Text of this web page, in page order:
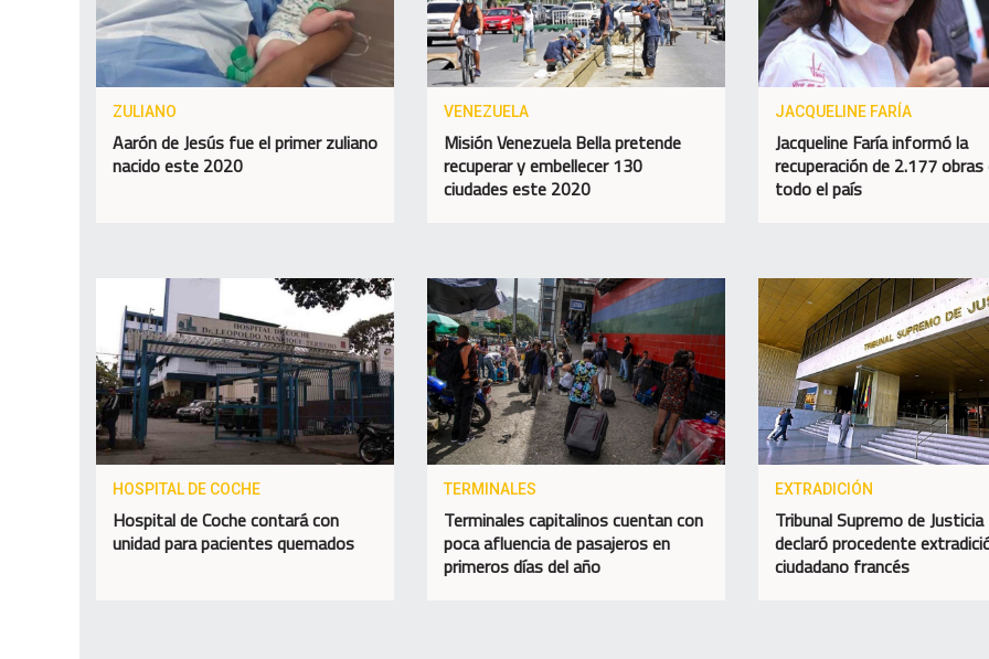
ZULIANO
Aarón de Jesús fue el primer zuliano
nacido este 2020
VENEZUELA
Misión Venezuela Bella pretende
recuperar y embellecer 130
ciudades este 2020
JACQUELINE FARÍA
Jacqueline Faría informó la
recuperación de 2.177 obras
todo el país
HOSPITAL DE COCHE
Hospital de Coche contará con
unidad para pacientes quemados
TERMINALES
Terminales capitalinos cuentan con
poca afluencia de pasajeros en
primeros días del año
EXTRADICIÓN
Tribunal Supremo de Justicia
declaró procedente
ciudadano francés